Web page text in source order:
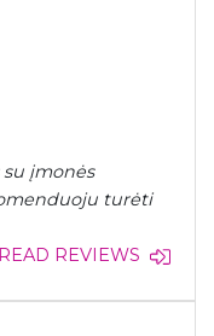
įmonės
turėti
READ REVIEWS